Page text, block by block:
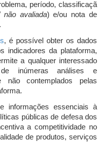
período, classificaçã
não avaliada) e/ou nota de
, é possível obter os dados
indicadores da plataforma,
a qualquer interessado
inúmeras análises e
não contemplados pelas
informações essenciais à
públicas de defesa dos
a competitividade no
de produtos, serviços